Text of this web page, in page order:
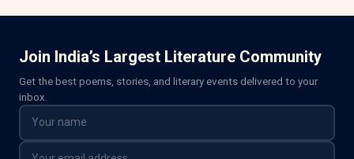
Join India’s Largest Literature Community
Get the best poems, stories, and literary events delivered to your
inbox.